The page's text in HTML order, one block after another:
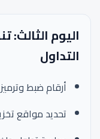
اليوم الثالث:
التداول
أرقام ضبط وترميز
تحديد مواقع